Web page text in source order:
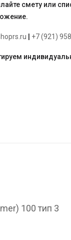
смету или
+7 (921)
100 тип 3